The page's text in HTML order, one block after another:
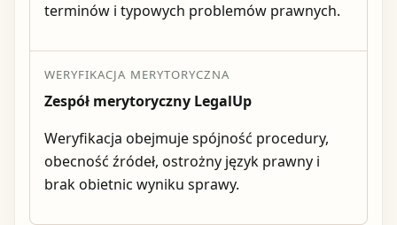
terminów i typowych problemów prawnych.
WERYFIKACJA MERYTORYCZNA
Zespół merytoryczny LegalUp
Weryfikacja obejmuje spójność procedury,
obecność źródeł, ostrożny język prawny i
brak obietnic wyniku sprawy.